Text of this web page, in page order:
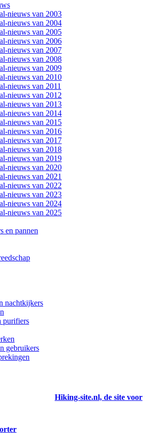
nieuws van 2003
nieuws van 2004
nieuws van 2005
nieuws van 2006
nieuws van 2007
nieuws van 2008
nieuws van 2009
nieuws van 2010
nieuws van 2011
nieuws van 2012
nieuws van 2013
nieuws van 2014
nieuws van 2015
nieuws van 2016
nieuws van 2017
nieuws van 2018
nieuws van 2019
nieuws van 2020
nieuws van 2021
nieuws van 2022
nieuws van 2023
nieuws van 2024
nieuws van 2025
en pannen
nachtkijkers
purifiers
gebruikers
Hiking-site.nl, de site voor